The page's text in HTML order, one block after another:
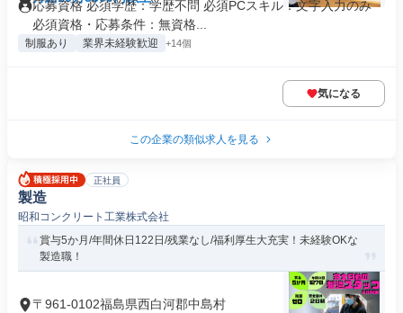
応募資格 必須学歴：学歴不問 必須PCスキル：文字入力のみ
必須資格・応募条件：無資格...
制服あり 業界未経験歓迎 +14個
気になる
この企業の類似求人を見る
正社員
製造
昭和コンクリート工業株式会社
賞与5か月/年間休日122日/残業なし/福利厚生大充実！未経験OKな
製造職！
〒961-0102福島県西白河郡中島村